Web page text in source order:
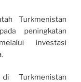
Turkmenistan
peningkatan
investasi
Turkmenistan